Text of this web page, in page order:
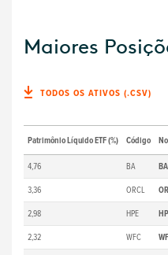
Maiores
TODOS OS ATIVOS (.CSV)
Patrimônio Líquido ETF (%) Código
4,76 BA
3,36 ORCL
2,98 HPE
2,32 WFC